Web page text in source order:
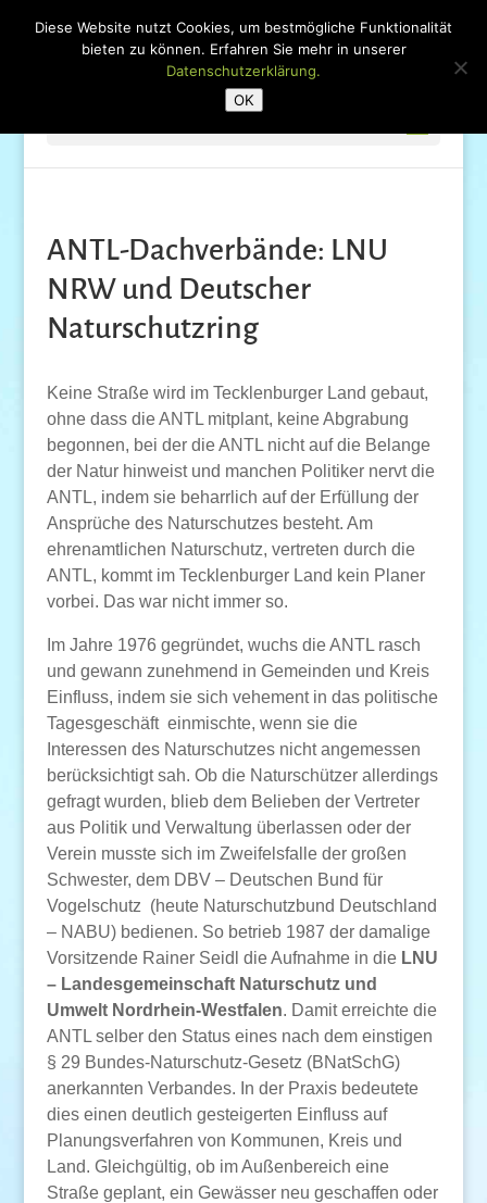
ANTL-Dachverbände: LNU
NRW und Deutscher
Naturschutzring
Keine Straße wird im Tecklenburger Land gebaut,
ohne dass die ANTL mitplant, keine Abgrabung
begonnen, bei der die ANTL nicht auf die Belange
der Natur hinweist und manchen Politiker nervt die
ANTL, indem sie beharrlich auf der Erfüllung der
Ansprüche des Naturschutzes besteht. Am
ehrenamtlichen Naturschutz, vertreten durch die
ANTL, kommt im Tecklenburger Land kein Planer
vorbei. Das war nicht immer so.
Im Jahre 1976 gegründet, wuchs die ANTL rasch
und gewann zunehmend in Gemeinden und Kreis
Einfluss, indem sie sich vehement in das politische
Tagesgeschäft einmischte, wenn sie die
Interessen des Naturschutzes nicht angemessen
berücksichtigt sah. Ob die Naturschützer allerdings
gefragt wurden, blieb dem Belieben der Vertreter
aus Politik und Verwaltung überlassen oder der
Verein musste sich im Zweifelsfalle der großen
Schwester, dem DBV – Deutschen Bund für
Vogelschutz (heute Naturschutzbund Deutschland
– NABU) bedienen. So betrieb 1987 der damalige
Vorsitzende Rainer Seidl die Aufnahme in die LNU
– Landesgemeinschaft Naturschutz und
Umwelt Nordrhein-Westfalen. Damit erreichte die
ANTL selber den Status eines nach dem einstigen
§ 29 Bundes-Naturschutz-Gesetz (BNatSchG)
anerkannten Verbandes. In der Praxis bedeutete
dies einen deutlich gesteigerten Einfluss auf
Planungsverfahren von Kommunen, Kreis und
Land. Gleichgültig, ob im Außenbereich eine
Straße geplant, ein Gewässer neu geschaffen oder
Diese Website nutzt Cookies, um bestmögliche Funktionalität
bieten zu können. Erfahren Sie mehr in unserer
Datenschutzerklärung.
OK